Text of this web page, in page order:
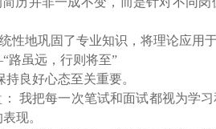
性地巩固了专业知识，将理论应用
虽远，行则将至”
良好心态至关重要。
我把每一次笔试和面试都视为学
现。